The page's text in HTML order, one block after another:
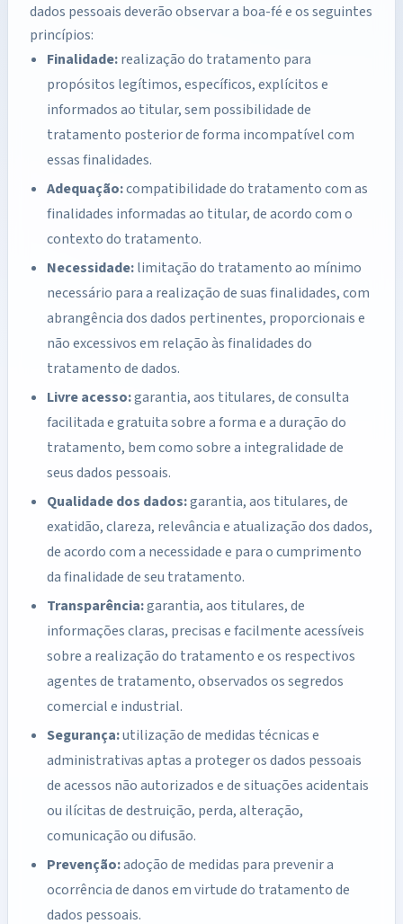
dados pessoais deverão observar a boa-fé e os seguintes
princípios:
Finalidade:realização do tratamento para
propósitos legítimos, específicos, explícitos e
informados ao titular, sem possibilidade de
tratamento posterior de forma incompatível com
essas finalidades.
Adequação:compatibilidade do tratamento com as
finalidades informadas ao titular, de acordo com o
contexto do tratamento.
Necessidade:limitação do tratamento ao mínimo
necessário para a realização de suas finalidades, com
abrangência dos dados pertinentes, proporcionais e
não excessivos em relação às finalidades do
tratamento de dados.
Livre acesso:garantia, aos titulares, de consulta
facilitada e gratuita sobre a forma e a duração do
tratamento, bem como sobre a integralidade de
seus dados pessoais.
Qualidade dos dados:garantia, aos titulares, de
exatidão, clareza, relevância e atualização dos dados,
de acordo com a necessidade e para o cumprimento
da finalidade de seu tratamento.
Transparência:garantia, aos titulares, de
informações claras, precisas e facilmente acessíveis
sobre a realização do tratamento e os respectivos
agentes de tratamento, observados os segredos
comercial e industrial.
Segurança:utilização de medidas técnicas e
administrativas aptas a proteger os dados pessoais
de acessos não autorizados e de situações acidentais
ou ilícitas de destruição, perda, alteração,
comunicação ou difusão.
Prevenção:adoção de medidas para prevenir a
ocorrência de danos em virtude do tratamento de
dados pessoais.